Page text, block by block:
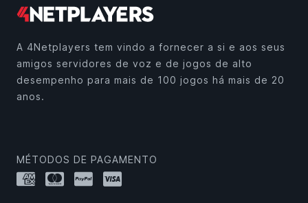
A 4Netplayers tem vindo a fornecer a si e aos seus
amigos servidores de voz e de jogos de alto
desempenho para mais de 100 jogos há mais de 20
anos.
MÉTODOS DE PAGAMENTO